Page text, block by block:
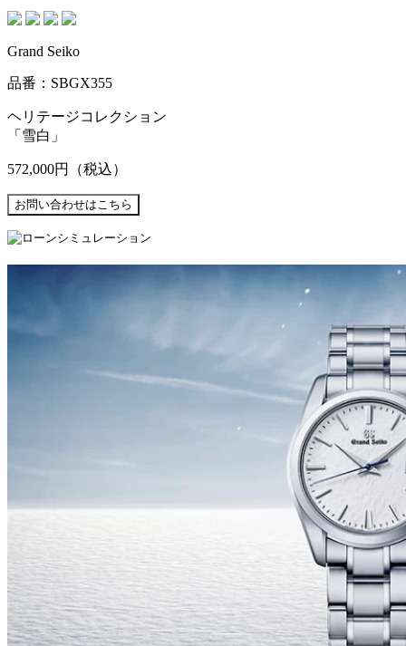
Grand Seiko
品番：SBGX355
ヘリテージコレクション
「雪白」
572,000円 （税込）